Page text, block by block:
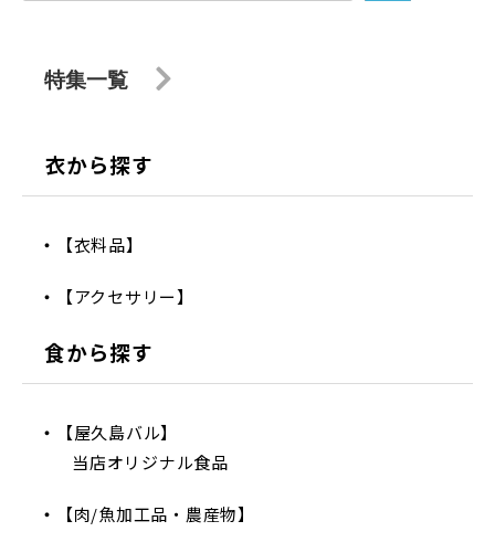
特集一覧
衣から探す
【衣料品】
【アクセサリー】
食から探す
【屋久島バル】
当店オリジナル食品
【肉/魚加工品・農産物】